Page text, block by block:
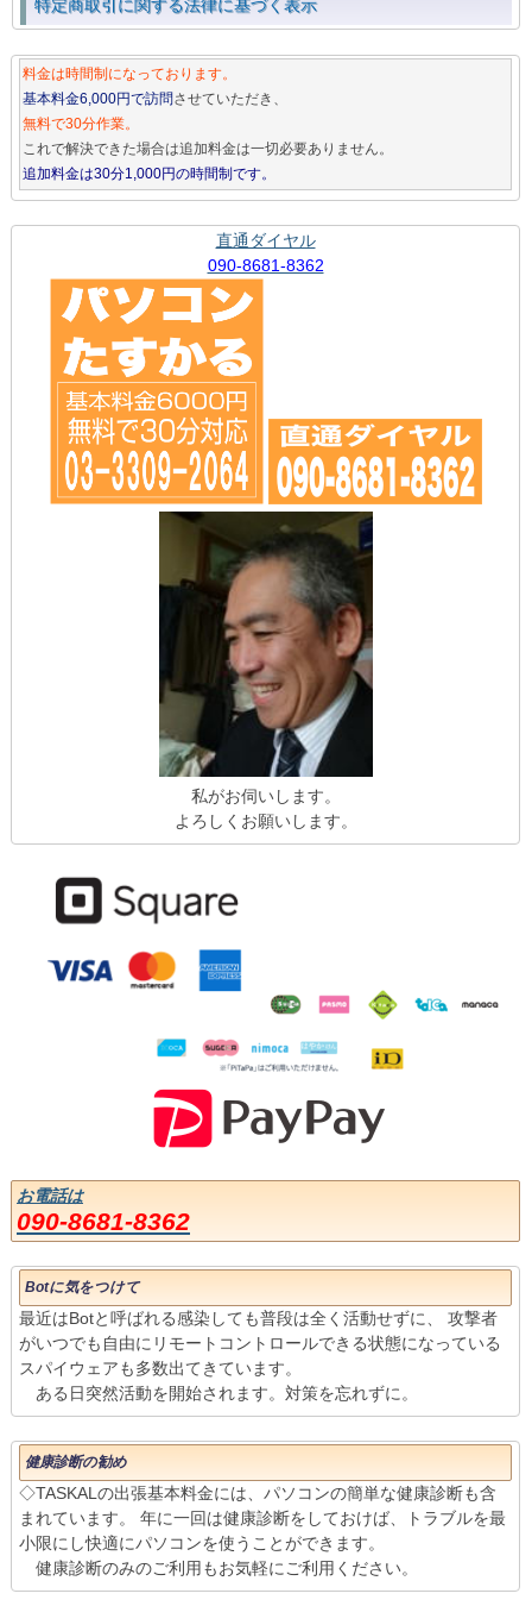
特定商取引に関する法律に基づく表示
料金は時間制になっております。
基本料金6,000円で訪問させていただき、
無料で30分作業。
これで解決できた場合は追加料金は一切必要ありません。
追加料金は30分1,000円の時間制です。
直通ダイヤル
090-8681-8362
私がお伺いします。
よろしくお願いします。
お電話は
090-8681-8362
Botに気をつけて
最近はBotと呼ばれる感染しても普段は全く活動せずに、 攻撃者
がいつでも自由にリモートコントロールできる状態になっている
スパイウェアも多数出てきています。
ある日突然活動を開始されます。対策を忘れずに。
健康診断の勧め
◇TASKALの出張基本料金には、パソコンの簡単な健康診断も含
まれています。 年に一回は健康診断をしておけば、トラブルを最
小限にし快適にパソコンを使うことができます。
健康診断のみのご利用もお気軽にご利用ください。